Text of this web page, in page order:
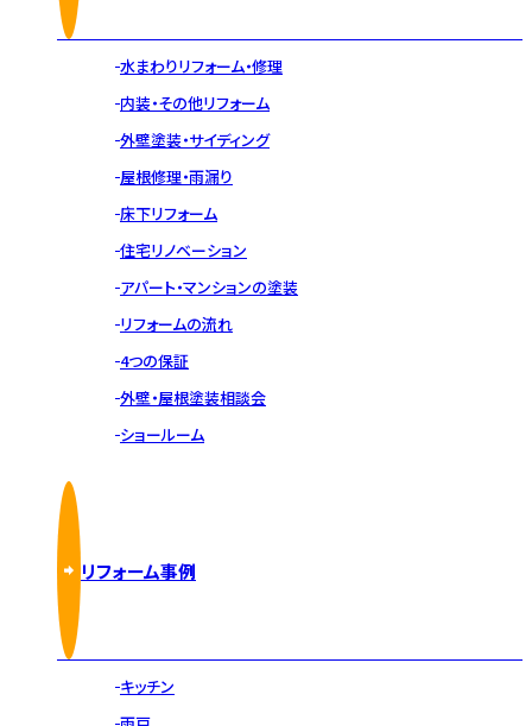
水まわりリフォーム・修理
内装・その他リフォーム
外壁塗装・サイディング
屋根修理・雨漏り
床下リフォーム
住宅リノベーション
アパート・マンションの塗装
リフォームの流れ
4つの保証
外壁・屋根塗装相談会
ショールーム
リフォーム事例
キッチン